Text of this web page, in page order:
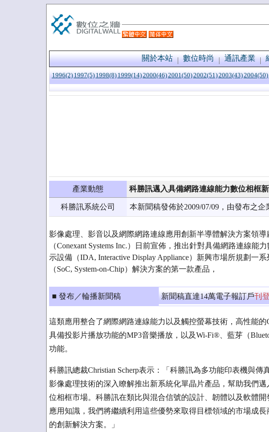
關於本站 數位時尚 通訊產業
1996(2) 1997(5) 1998(8) 1999(14)2000(46)2001(50)2002(51)2003(43)2004(50)
產業動態 科勝訊邁入具備網路連線能力數位相框
科勝訊系統公司 本新聞稿發佈於2009/07/09，由發布之
影像處理、影音以及網際網路連線應用創新半導體解決方案領導
（Conexant Systems Inc.）日前宣佈，推出針對具備網路連線能
示設備（IDA, Interactive Display Appliance）新興市場所規劃一
（SoC, System-on-Chip）解決方案的第一款產品，
■ 發布／輪播新聞稿 新聞稿直達14萬電子報訂戶刊
這類應用整合了網際網路連線能力以及觸控螢幕技術，高性能的
具備投影片播放功能的MP3音樂播放，以及Wi-Fi®、藍芽（
功能。
科勝訊總裁Christian Scherp表示：「科勝訊為多功能印表機與
影像處理技術的深入瞭解推出新系統化單晶片產品，幫助我們
位相框市場。科勝訊在類比與混合信號的設計、韌體以及軟體
應用知識，我們將繼續利用這些優勢來取得目標領域的市場成
的創新解決方案。」